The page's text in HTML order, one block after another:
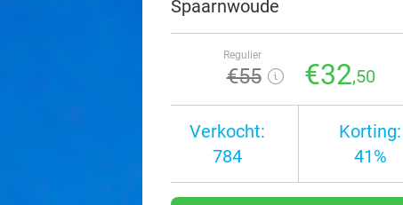
Spaarnwoude
Regulier
€55 €32,50
Verkocht:
784
Korting:
41%